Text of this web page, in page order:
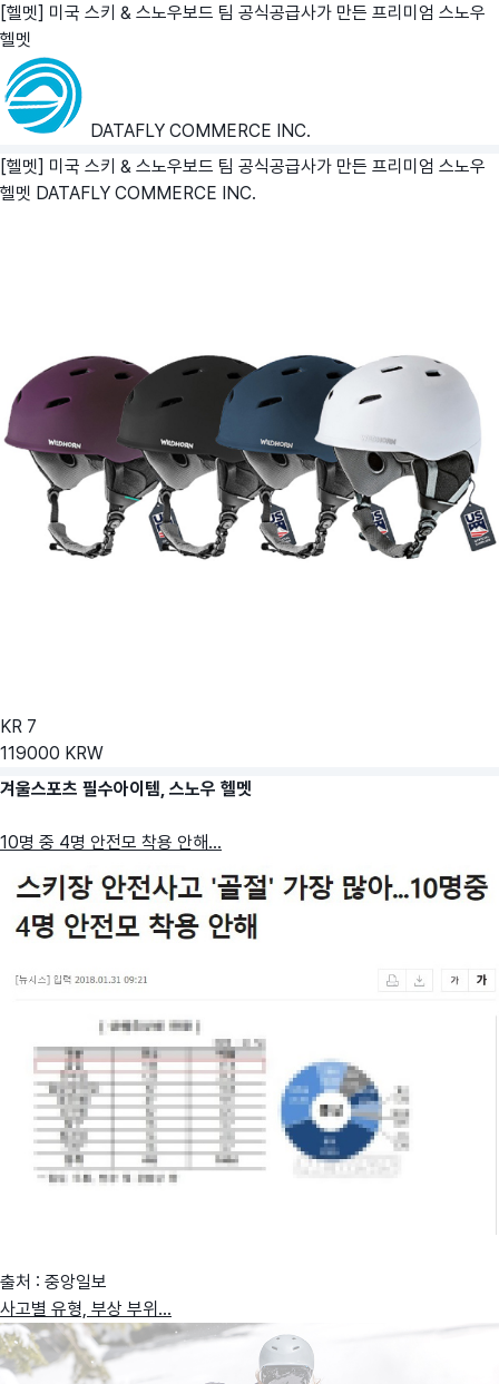
[헬멧] 미국 스키 & 스노우보드 팀 공식공급사가 만든 프리미엄 스노우
헬멧
DATAFLY COMMERCE INC.
[헬멧] 미국 스키 & 스노우보드 팀 공식공급사가 만든 프리미엄 스노우
헬멧 DATAFLY COMMERCE INC.
KR 7
119000 KRW
겨울스포츠 필수아이템, 스노우 헬멧
10명 중 4명 안전모 착용 안해...
출처 : 중앙일보
사고별 유형, 부상 부위...